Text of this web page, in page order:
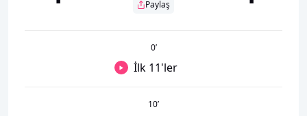
Paylaş
0’
İlk 11'ler
10’